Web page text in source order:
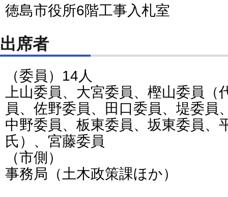
徳島市役所6階工事入札室
出席者
（委員）14人
上山委員、大宮委員、樫山委員
員、佐野委員、田口委員、堤委員
中野委員、板東委員、坂東委員、
氏）、宮藤委員
（市側）
事務局（土木政策課ほか）